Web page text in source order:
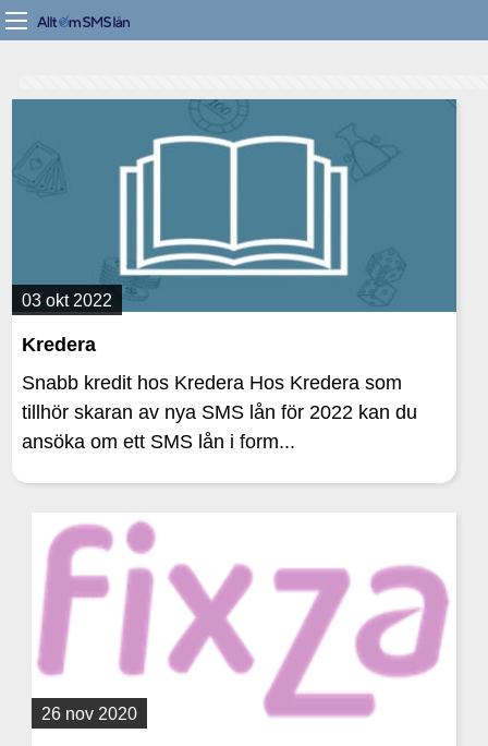
03 okt 2022
Kredera
Snabb kredit hos Kredera Hos Kredera som
tillhör skaran av nya SMS lån för 2022 kan du
ansöka om ett SMS lån i form...
26 nov 2020